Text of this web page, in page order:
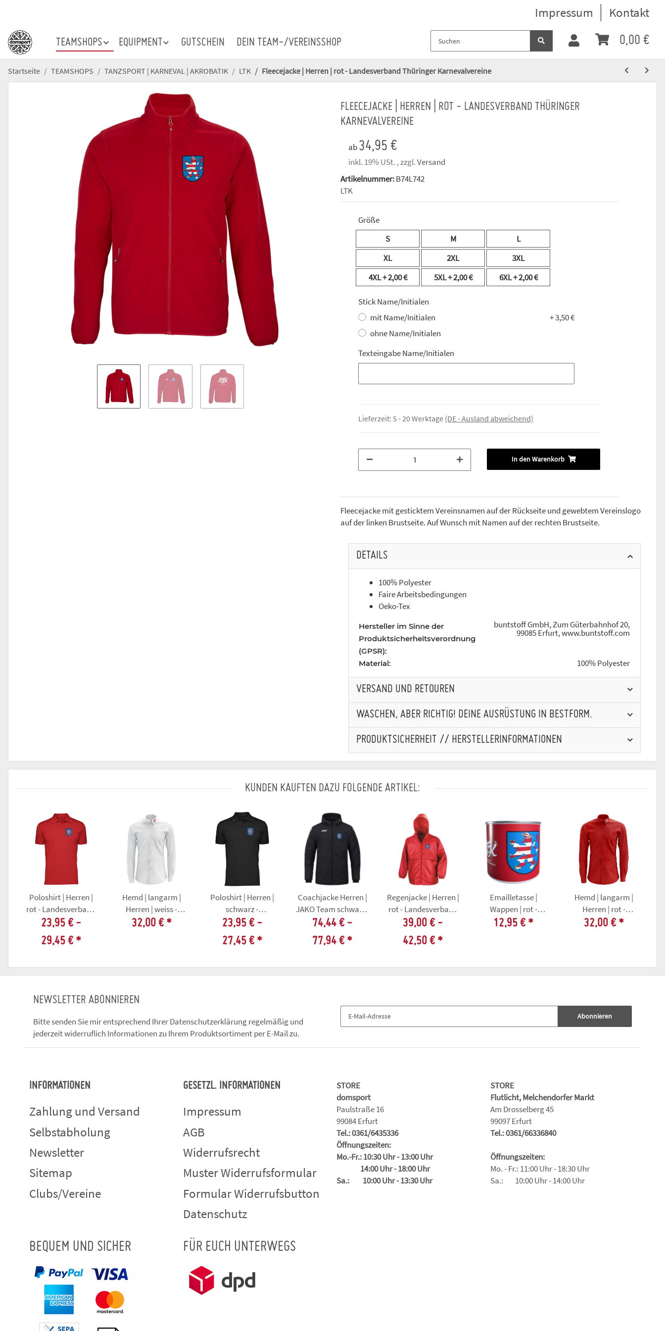
Impressum Kontakt
0,00 €
TEAMSHOPS EQUIPMENT GUTSCHEIN DEIN TEAM-/VEREINSSHOP
Startseite TEAMSHOPS TANZSPORT | KARNEVAL | AKROBATIK LTK Fleecejacke | Herren | rot - Landesverband Thüringer Karnevalvereine
FLEECEJACKE | HERREN | ROT - LANDESVERBAND THÜRINGER
KARNEVALVEREINE
ab34,95 €
inkl. 19% USt. , zzgl.Versand
Artikelnummer:B74L742
LTK
Größe
S
M
L
XL
2XL
3XL
4XL+ 2,00 € 5XL+ 2,00 € 6XL+ 2,00 €
Stick Name/Initialen
mit Name/Initialen
+ 3,50 €
ohne Name/Initialen
Texteingabe Name/Initialen
Lieferzeit: 5 - 20 Werktage (DE - Ausland abweichend)
In den Warenkorb
Fleecejacke mit gesticktem Vereinsnamen auf der Rückseite und gewebtem Vereinslogo
auf der linken Brustseite. Auf Wunsch mit Namen auf der rechten Brustseite.
DETAILS
100% Polyester
Faire Arbeitsbedingungen
Oeko-Tex
Hersteller im Sinne der
Produktsicherheitsverordnung
(GPSR):
buntstoff GmbH, Zum Güterbahnhof 20,
99085 Erfurt, www.buntstoff.com
Material: 100% Polyester
VERSAND UND RETOUREN
WASCHEN, ABER RICHTIG! DEINE AUSRÜSTUNG IN BESTFORM.
PRODUKTSICHERHEIT // HERSTELLERINFORMATIONEN
KUNDEN KAUFTEN DAZU FOLGENDE ARTIKEL:
Poloshirt | Herren |
rot - Landesverband
Thüringer
Karnevalvereine
23,95 € -
29,45 € *
Hemd | langarm |
Herren | weiss -
Landesverband
32,00 € *
Poloshirt | Herren |
schwarz -
Landesverband
Thüringer
Karnevalvereine
23,95 € -
27,45 € *
Coachjacke Herren |
JAKO Team schwarz |
Landesverband
Thüringer
Karnevalvereine
74,44 € -
77,94 € *
Regenjacke | Herren |
rot - Landesverband
Thüringer
Karnevalvereine
39,00 € -
42,50 € *
Emailletasse |
Wappen | rot -
Landesverband
12,95 € *
Hemd | langarm |
Herren | rot -
Landesverband
32,00 € *
NEWSLETTER ABONNIEREN
Bitte senden Sie mir entsprechend IhrerDatenschutzerklärungregelmäßig und
jederzeit widerruflich Informationen zu Ihrem Produktsortiment per E-Mail zu.
Abonnieren
INFORMATIONEN
Zahlung und Versand
Selbstabholung
Newsletter
Sitemap
Clubs/Vereine
GESETZL. INFORMATIONEN
Impressum
AGB
Widerrufsrecht
Muster Widerrufsformular
Formular Widerrufsbutton
Datenschutz
STORE
domsport
Paulstraße 16
99084 Erfurt
Tel.: 0361/6435336
Öffnungszeiten:
Mo.-Fr.: 10:30 Uhr - 13:00 Uhr
14:00 Uhr - 18:00 Uhr
Sa.: 10:00 Uhr - 13:30 Uhr
STORE
Flutlicht, Melchendorfer Markt
Am Drosselberg 45
99097 Erfurt
Tel.: 0361/66336840
Öffnungszeiten:
Mo. - Fr.: 11:00 Uhr - 18:30 Uhr
Sa.: 10:00 Uhr - 14:00 Uhr
BEQUEM UND SICHER FÜR EUCH UNTERWEGS